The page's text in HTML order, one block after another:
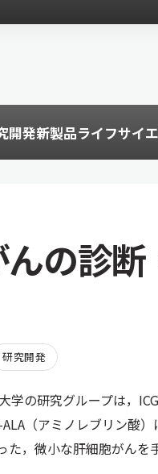
開発新製品ライフサイ
の診
研究開発
学の研究グループは，
（アミノレブリン酸
た，微小な肝細胞がん